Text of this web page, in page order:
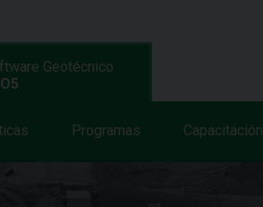
Geotécnico
Programas Capacitación